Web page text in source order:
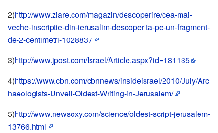
2)http://www.ziare.com/magazin/descoperire/cea-mai-
veche-inscriptie-din-ierusalim-descoperita-pe-un-fragment-
de-2-centimetri-1028837
3)http://www.jpost.com/Israel/Article.aspx?id=181135
4)https://www.cbn.com/cbnnews/insideisrael/2010/July/Arc
haeologists-Unveil-Oldest-Writing-in-Jerusalem/
5)http://www.newsoxy.com/science/oldest-script-jerusalem-
13766.html